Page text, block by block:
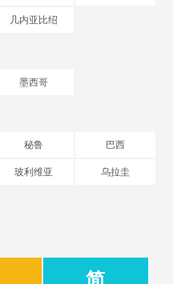
几内亚比绍
墨西哥
秘鲁 巴西
玻利维亚 乌拉圭
简